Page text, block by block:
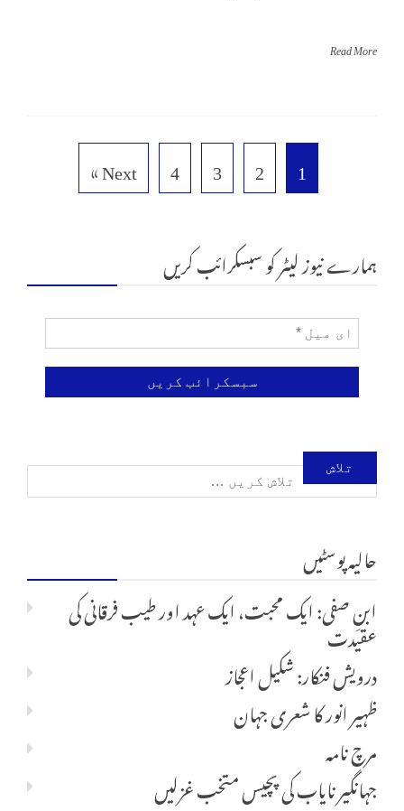
Read More
1
2
3
4
Next »
ہمارے نیوز لیٹر کو سبسکرائب کریں
تلاش
برائے:
حالیہ پوسٹیں
ابنِ صفی: ایک محبت، ایک عہد اور طیب فرقانی کی
عقیدت
درویش فنکار: شکیل اعجاز
ظہیر انور کا شعری جہان
مرچ نامہ
جہانگیر نایاب کی پچیس متخب غزلیں